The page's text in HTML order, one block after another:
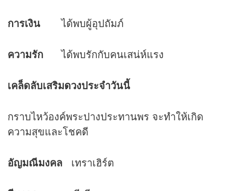
การเงิน ได้พบผู้อุปถัมภ์
ความรัก ได้พบรักกับคนเสน่ห์แรง
เคล็ดลับเสริมดวงประจำวันนี้
กราบไหว้องค์พระปางประทานพร จะทำให้เกิด
ความสุขและโชคดี
อัญมณีมงคล เทราเฮิร์ต